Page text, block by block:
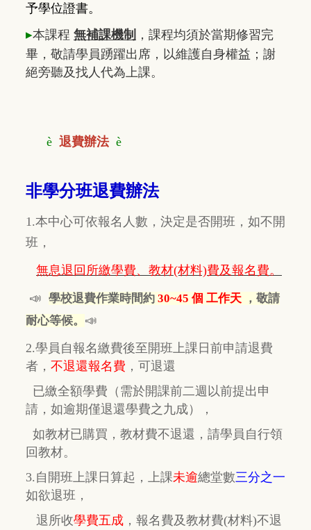
予學位證書。
▸本課程 無補課機制 ，課程均須於當期修習完
畢，敬請學員踴躍出席，以維護自身權益；謝
絕旁聽及找人代為上課。
è 退費辦法 è
非學分班退費辦法
1.本中心可依報名人數，決定是否開班，如不開
班，
無息退回所繳學費、教材(材料)費及報名費。
📣 學校退費作業時間約 30~45 個 工作天 ，敬請
耐心等候。 📣
2.學員自報名繳費後至開班上課日前申請退費
者， 不退還報名費 ， 可退還
已繳全額學費 （需於開課前二週以前提出申
請，如逾期僅退還學費之九成），
如教材已購買，教材費不退還， 請學員自行領
回教材。
3.自開班上課日算起，上課未逾總堂數三分之一
如欲退班，
退所收學費五成 ， 報名費及教材費(材料)不退